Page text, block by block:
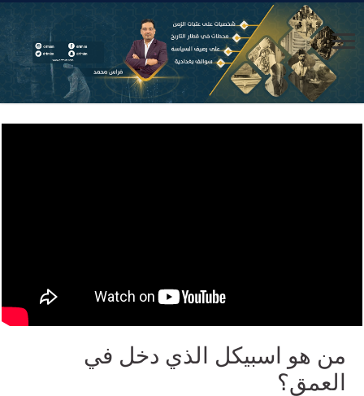
من هو اسبيكل الذي دخل في
العمق؟